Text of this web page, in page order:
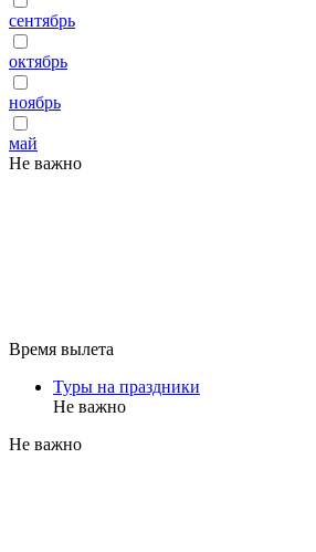
сентябрь
октябрь
ноябрь
май
Не важно
Время вылета
Туры на праздники
Не важно
Не важно